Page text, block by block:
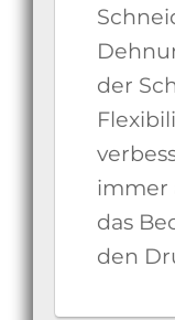
der
immer
das
den